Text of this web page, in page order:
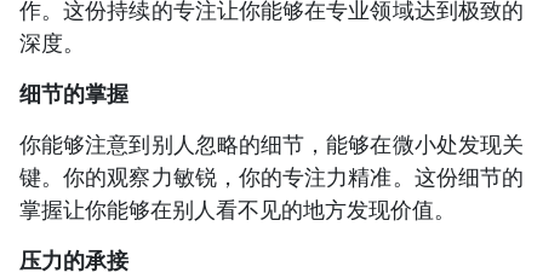
作。这份持续的专注让你能够在专业领域达到极致的
深度。
细节的掌握
你能够注意到别人忽略的细节，能够在微小处发现关
键。你的观察力敏锐，你的专注力精准。这份细节的
掌握让你能够在别人看不见的地方发现价值。
压力的承接